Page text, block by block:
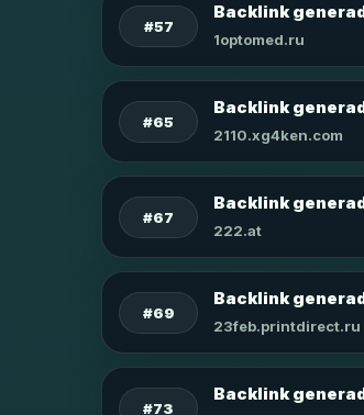
#57
Backlink
1optomed.ru
#65
Backlink
2110.xg4ken.com
#67
Backlink
222.at
#69
Backlink
23feb.printdirect.ru
#73
Backlink